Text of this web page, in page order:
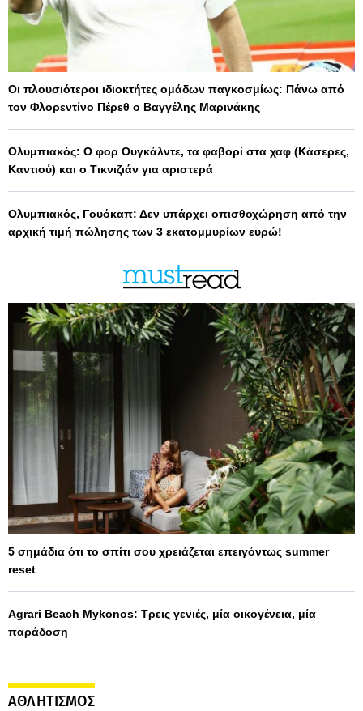
Οι πλουσιότεροι ιδιοκτήτες ομάδων παγκοσμίως: Πάνω από
τον Φλορεντίνο Πέρεθ ο Βαγγέλης Μαρινάκης
Ολυμπιακός: Ο φορ Ουγκάλντε, τα φαβορί στα χαφ (Κάσερες,
Καντιού) και ο Τικνιζιάν για αριστερά
Ολυμπιακός, Γουόκαπ: Δεν υπάρχει οπισθοχώρηση από την
αρχική τιμή πώλησης των 3 εκατομμυρίων ευρώ!
5 σημάδια ότι το σπίτι σου χρειάζεται επειγόντως summer
reset
Agrari Beach Mykonos: Τρεις γενιές, μία οικογένεια, μία
παράδοση
ΑΘΛΗΤΙΣΜΟΣ